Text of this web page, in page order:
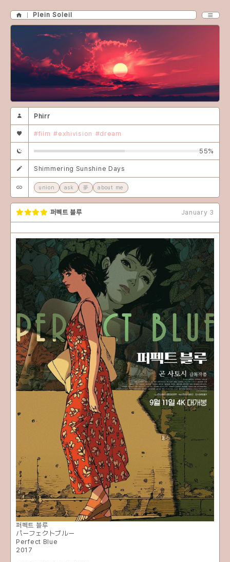
Plein Soleil
Phirr
#film #exhivision #dream
55%
Shimmering Sunshine Days
union ask 夢 about me
퍼펙트 블루 January 3
퍼펙트 블루
パーフェクトブルー
Perfect Blue
2017